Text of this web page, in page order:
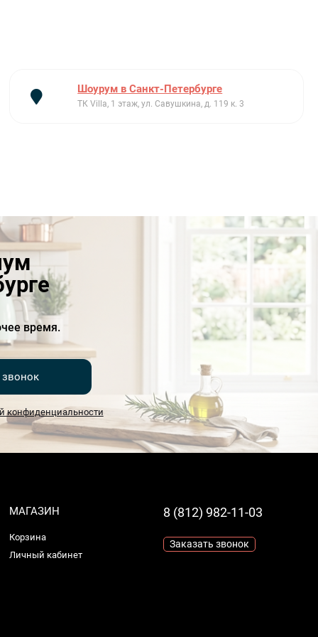
Шоурум в Санкт-Петербурге
ТК Villa, 1 этаж, ул. Савушкина, д. 119 к. 3
время.
звонок
конфиденциальности
МАГАЗИН
Корзина
Личный кабинет
8 (812) 982-11-03
Заказать звонок